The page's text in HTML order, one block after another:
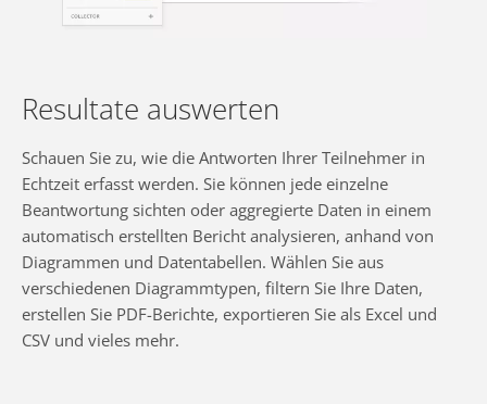
Resultate auswerten
Schauen Sie zu, wie die Antworten Ihrer Teilnehmer in
Echtzeit erfasst werden. Sie können jede einzelne
Beantwortung sichten oder aggregierte Daten in einem
automatisch erstellten Bericht analysieren, anhand von
Diagrammen und Datentabellen. Wählen Sie aus
verschiedenen Diagrammtypen, filtern Sie Ihre Daten,
erstellen Sie PDF-Berichte, exportieren Sie als Excel und
CSV und vieles mehr.